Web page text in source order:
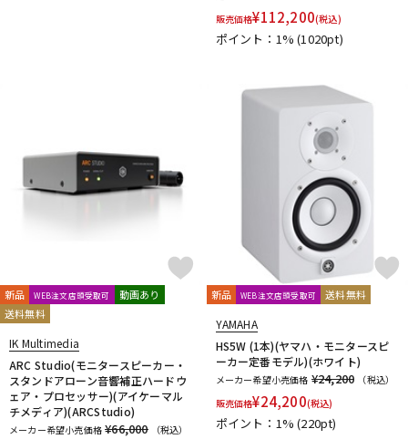
販売価格¥112,200(税込)
ポイント：1%(1020pt)
新品 WEB注文店頭受取可
動画あり
送料無料
IK Multimedia
ARC Studio(モニタースピーカー・
スタンドアローン音響補正ハードウ
ェア・プロセッサー)(アイケーマル
チメディア)(ARCStudio)
メーカー希望小売価格 ¥66,000
（税込）
新品 WEB注文店頭受取可 送料無料
YAMAHA
HS5W (1本)(ヤマハ・モニタースピ
ーカー定番モデル)(ホワイト)
メーカー希望小売価格 ¥24,200
（税込）
販売価格¥24,200(税込)
ポイント：1%(220pt)